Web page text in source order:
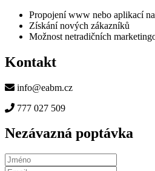
Propojení www nebo aplikací
Získání nových zákazníků
Možnost netradičních
Kontakt
info@eabm.cz
777 027 509
Nezávazná poptávka